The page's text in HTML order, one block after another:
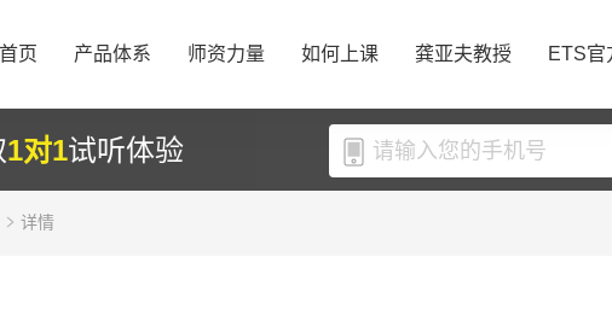
首页 产品体系 师资力量 如何上课 龚亚夫教授 ETS官
1对1试听体验
详情